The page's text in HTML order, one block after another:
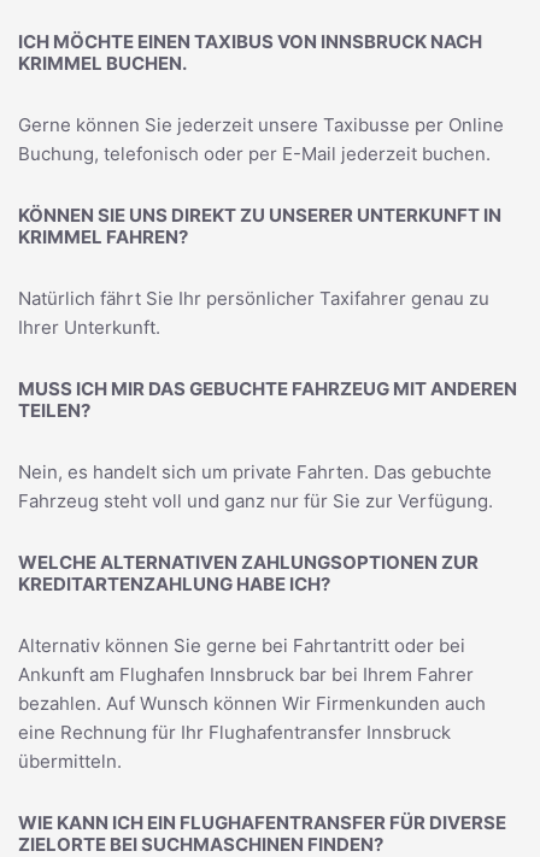
ICH MÖCHTE EINEN TAXIBUS VON INNSBRUCK NACH
KRIMMEL BUCHEN.
Gerne können Sie jederzeit unsere Taxibusse per Online
Buchung, telefonisch oder per E-Mail jederzeit buchen.
KÖNNEN SIE UNS DIREKT ZU UNSERER UNTERKUNFT IN
KRIMMEL FAHREN?
Natürlich fährt Sie Ihr persönlicher Taxifahrer genau zu
Ihrer Unterkunft.
MUSS ICH MIR DAS GEBUCHTE FAHRZEUG MIT ANDEREN
TEILEN?
Nein, es handelt sich um private Fahrten. Das gebuchte
Fahrzeug steht voll und ganz nur für Sie zur Verfügung.
WELCHE ALTERNATIVEN ZAHLUNGSOPTIONEN ZUR
KREDITARTENZAHLUNG HABE ICH?
Alternativ können Sie gerne bei Fahrtantritt oder bei
Ankunft am Flughafen Innsbruck bar bei Ihrem Fahrer
bezahlen. Auf Wunsch können Wir Firmenkunden auch
eine Rechnung für Ihr Flughafentransfer Innsbruck
übermitteln.
WIE KANN ICH EIN FLUGHAFENTRANSFER FÜR DIVERSE
ZIELORTE BEI SUCHMASCHINEN FINDEN?